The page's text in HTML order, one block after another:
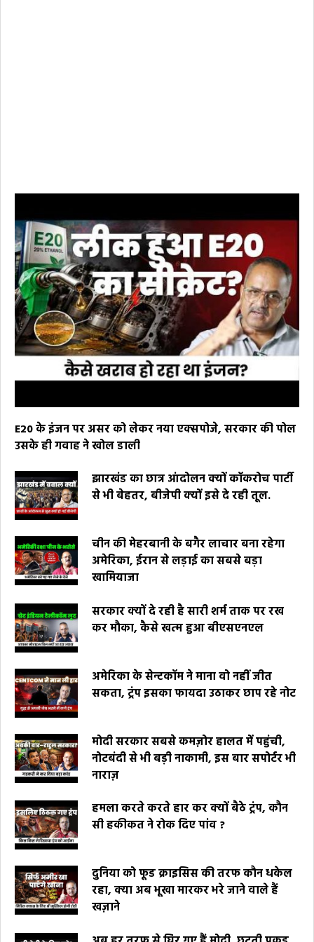
E20 के इंजन पर असर को लेकर नया एक्सपोजे, सरकार की पोल
उसके ही गवाह ने खोल डाली
झारखंड का छात्र आंदोलन क्यों कॉकरोच पार्टी
से भी बेहतर, बीजेपी क्यों इसे दे रही तूल.
चीन की मेहरबानी के बगैर लाचार बना रहेगा
अमेरिका, ईरान से लड़ाई का सबसे बड़ा
खामियाजा
सरकार क्यों दे रही है सारी शर्म ताक पर रख
कर मौका, कैसे खत्म हुआ बीएसएनएल
अमेरिका के सेन्टकॉम ने माना वो नहीं जीत
सकता, ट्रंप इसका फायदा उठाकर छाप रहे नोट
मोदी सरकार सबसे कमज़ोर हालत में पहुंची,
नोटबंदी से भी बड़ी नाकामी, इस बार सपोर्टर भी
नाराज़
हमला करते करते हार कर क्यों बैठे ट्रंप, कौन
सी हकीकत ने रोक दिए पांव ?
दुनिया को फूड क्राइसिस की तरफ कौन धकेल
रहा, क्या अब भूखा मारकर भरे जाने वाले हैं
खज़ाने